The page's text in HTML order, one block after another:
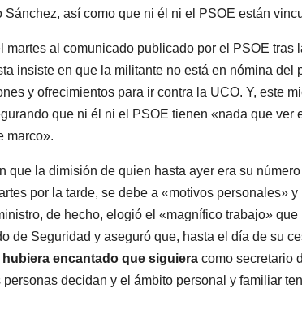
Sánchez, así como que ni él ni el PSOE están
martes al comunicado publicado por el PSOE tras
insiste en que la militante no está en nómina del
y ofrecimientos para ir contra la UCO. Y, este
que ni él ni el PSOE tienen «nada que ver
marco».
que la dimisión de quien hasta ayer era su
por la tarde, se debe a «motivos personales»
de hecho, elogió el «magnífico trabajo»
de Seguridad y aseguró que, hasta el día de su
hubiera encantado que siguiera como secretario
decidan y el ámbito personal y familiar